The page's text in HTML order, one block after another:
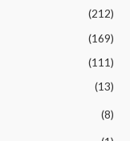
(212)
(169)
(111)
(13)
(8)